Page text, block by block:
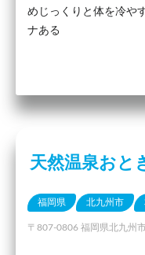
めじっくりと体を冷や
ナある
天然温泉おと
福岡県 北九州市
〒807-0806 福岡県北九州